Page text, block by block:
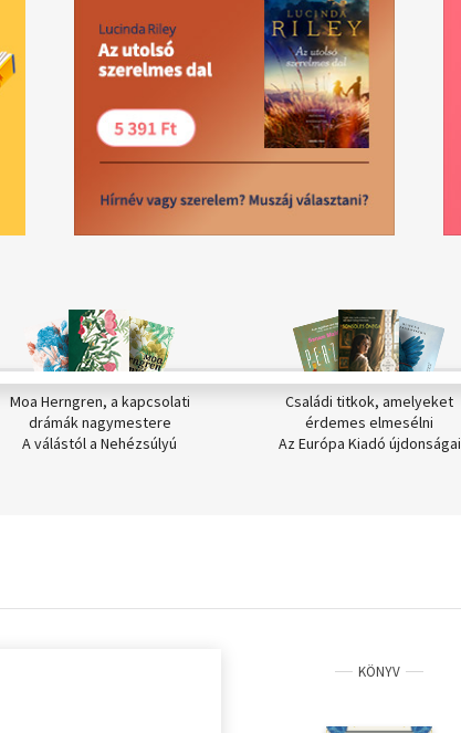
Moa Herngren, a kapcsolati
drámák nagymestere
A válástól a Nehézsúlyú
Családi titkok, amelyeket
érdemes elmesélni
Az Európa Kiadó újdonságai
KÖNYV